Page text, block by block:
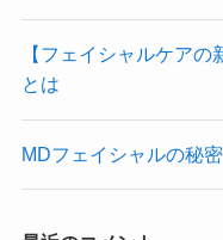
【フェイシャルケア
とは
MDフェイシャルの秘